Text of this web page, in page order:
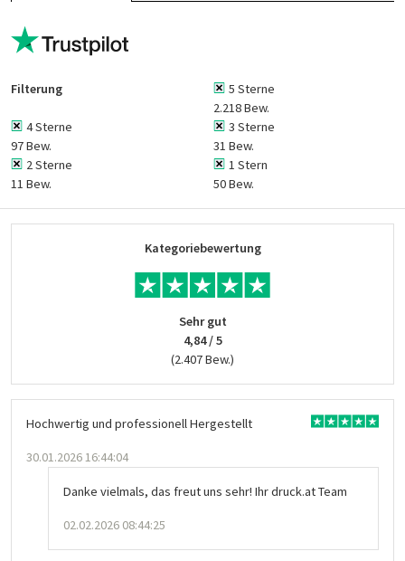
Filterung
5 Sterne
2.218 Bew.
4 Sterne
97 Bew.
3 Sterne
31 Bew.
2 Sterne
11 Bew.
1 Stern
50 Bew.
Hochwertig und professionell Hergestellt
30.01.2026 16:44:04
Danke vielmals, das freut uns sehr! Ihr druck.at Team
02.02.2026 08:44:25
Kategoriebewertung
Sehr gut
4,84 / 5
(2.407 Bew.)